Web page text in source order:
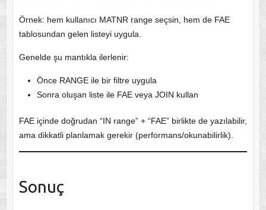
Örnek: hem kullanıcı MATNR range seçsin, hem de FAE
tablosundan gelen listeyi uygula.
Genelde şu mantıkla ilerlenir:
Önce RANGE ile bir filtre uygula
Sonra oluşan liste ile FAE veya JOIN kullan
FAE içinde doğrudan “IN range” + “FAE” birlikte de yazılabilir,
ama dikkatli planlamak gerekir (performans/okunabilirlik).
Sonuç